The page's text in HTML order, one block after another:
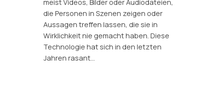
meist Videos, Bilder oder Audiodateien,
die Personen in Szenen zeigen oder
Aussagen treffen lassen, die sie in
Wirklichkeit nie gemacht haben. Diese
Technologie hat sich in den letzten
Jahren rasant…